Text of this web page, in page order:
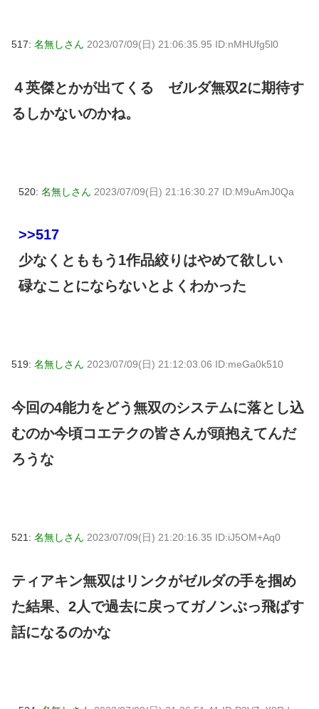
517: 名無しさん 2023/07/09(日) 21:06:35.95 ID:nMHUfg5l0
４英傑とかが出てくる ゼルダ無双2に期待す
るしかないのかね。
520: 名無しさん 2023/07/09(日) 21:16:30.27 ID:M9uAmJ0Qa
>>517
少なくとももう1作品絞りはやめて欲しい
碌なことにならないとよくわかった
519: 名無しさん 2023/07/09(日) 21:12:03.06 ID:meGa0k510
今回の4能力をどう無双のシステムに落とし込
むのか今頃コエテクの皆さんが頭抱えてんだ
ろうな
521: 名無しさん 2023/07/09(日) 21:20:16.35 ID:iJ5OM+Aq0
ティアキン無双はリンクがゼルダの手を掴め
た結果、2人で過去に戻ってガノンぶっ飛ばす
話になるのかな